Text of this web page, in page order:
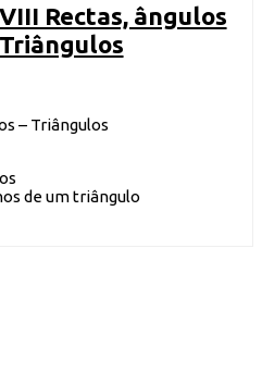
Rectas, ângulos
– Triângulos
de um triângulo